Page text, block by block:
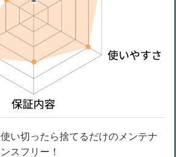
使い切ったら捨てるだけのメンテナ
ンスフリー！